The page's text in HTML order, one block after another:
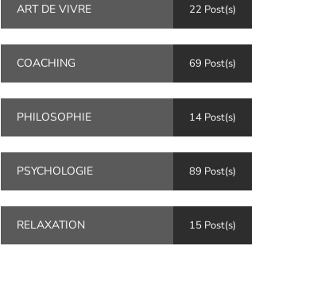
ART DE VIVRE 22 Post(s)
COACHING 69 Post(s)
PHILOSOPHIE 14 Post(s)
PSYCHOLOGIE 89 Post(s)
RELAXATION 15 Post(s)